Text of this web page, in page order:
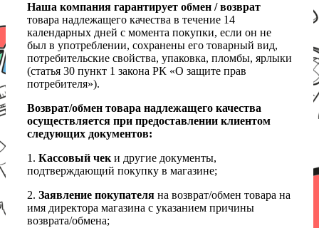
Наша компания гарантирует обмен / возврат
товара надлежащего качества в течение 14
календарных дней с момента покупки, если он не
был в употреблении, сохранены его товарный вид,
потребительские свойства, упаковка, пломбы, ярлыки
(статья 30 пункт 1 закона РК «О защите прав
потребителя»).
Возврат/обмен товара надлежащего качества
осуществляется при предоставлении клиентом
следующих документов:
1. Кассовый чек и другие документы,
подтверждающий покупку в магазине;
2. Заявление покупателя на возврат/обмен товара на
имя директора магазина с указанием причины
возврата/обмена;